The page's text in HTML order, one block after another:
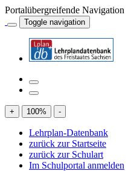
Portalübergreifende Navigation
Toggle navigation
+ 100% -
Lehrplan-Datenbank
zurück zur Startseite
zurück zur Schulart
Im Schulportal anmelden